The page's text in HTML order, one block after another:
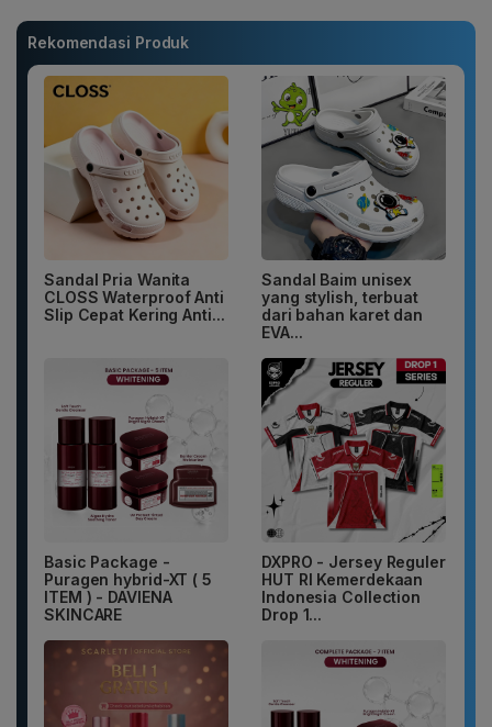
Rekomendasi Produk
Sandal Pria Wanita
CLOSS Waterproof Anti
Slip Cepat Kering Anti...
Sandal Baim unisex
yang stylish, terbuat
dari bahan karet dan
EVA...
Basic Package -
Puragen hybrid-XT ( 5
ITEM ) - DAVIENA
SKINCARE
DXPRO - Jersey Reguler
HUT RI Kemerdekaan
Indonesia Collection
Drop 1...